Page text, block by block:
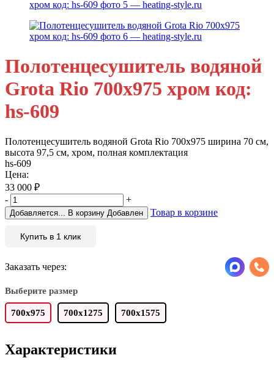
Полотенцесушитель водяной
Grota Rio 700х975 хром код:
hs-609
Полотенцесушитель водяной Grota Rio 700х975 ширина 70 см,
высота 97,5 см, хром, полная комплектация
hs-609
Цена:
33 000 ₽
-
+
Добавляется... В корзину Добавлен Товар в корзине
Купить в 1 клик
Заказать через:
Выберите размер
700х975 700х1275 700х1575
Характеристики